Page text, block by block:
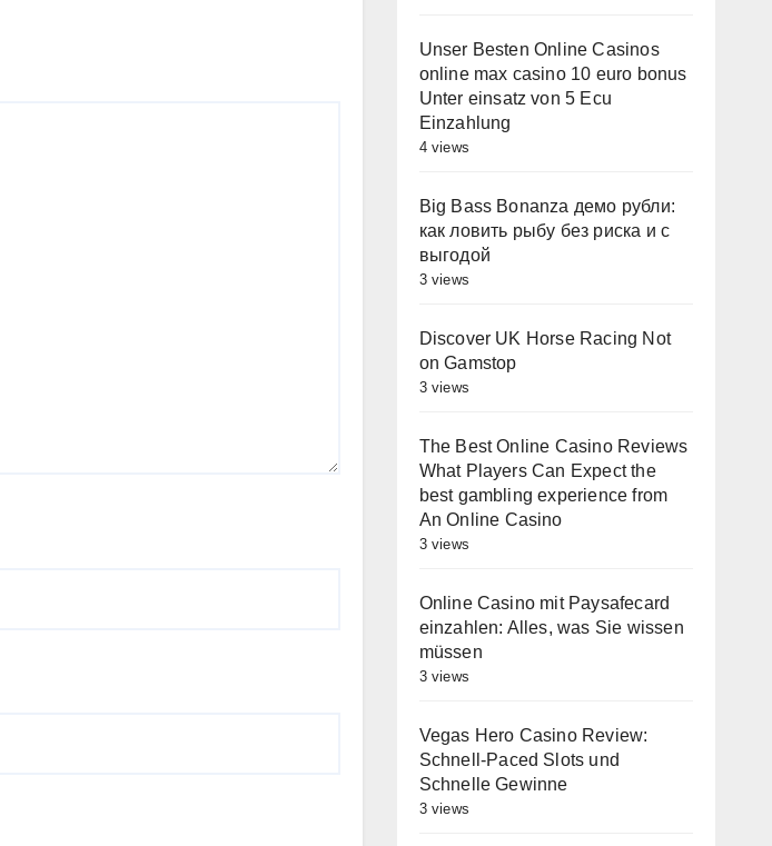
Unser Besten Online Casinos
online max casino 10 euro bonus
Unter einsatz von 5 Ecu
Einzahlung
4 views
Big Bass Bonanza демо рубли:
как ловить рыбу без риска и с
выгодой
3 views
Discover UK Horse Racing Not
on Gamstop
3 views
The Best Online Casino Reviews
What Players Can Expect the
best gambling experience from
An Online Casino
3 views
Online Casino mit Paysafecard
einzahlen: Alles, was Sie wissen
müssen
3 views
Vegas Hero Casino Review:
Schnell‑Paced Slots und
Schnelle Gewinne
3 views